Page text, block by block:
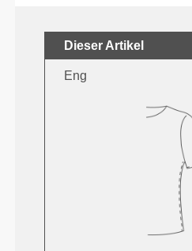
Dieser Artikel
Eng